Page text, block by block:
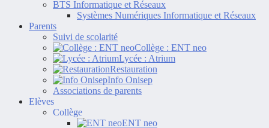
BTS Informatique et Réseaux
Systèmes Numériques Informatique et Réseaux
Parents
Suivi de scolarité
Collège : ENT neo
Lycée : Atrium
Restauration
Info Onisep
Associations de parents
Elèves
Collège
ENT neo